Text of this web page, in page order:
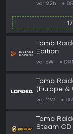
vor 22h
-
Tomb
Edition
vor 6W
Tomb
(Europe &
vor 11W
Tomb
Steam CD